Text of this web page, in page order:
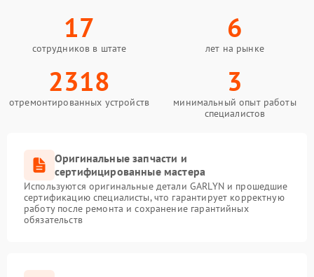
17
сотрудников в штате
6
лет на рынке
2318
отремонтированных устройств
3
минимальный опыт работы
специалистов
Оригинальные запчасти и
сертифицированные мастера
Используются оригинальные детали GARLYN и прошедшие
сертификацию специалисты, что гарантирует корректную
работу после ремонта и сохранение гарантийных
обязательств